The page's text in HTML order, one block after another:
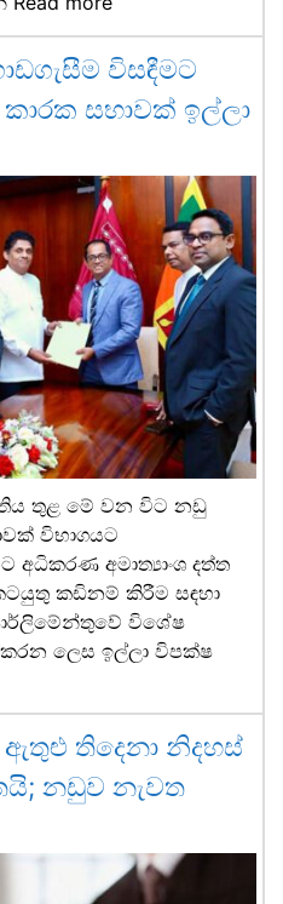
විසඳීමට
සභාවක් ඉල්ලා
තුළ මේ වන විට නඩු
විභාගයට
අමාත්‍යාංශ දත්ත
කඩිනම් කිරීම සඳහා
විශේෂ
ලෙස ඉල්ලා විපක්ෂ
තිදෙනා නිදහස්
නඩුව නැවත